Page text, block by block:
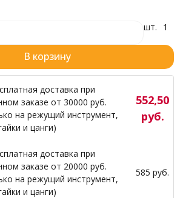
шт. 1
В корзину
доставка при
заказе от 30000 руб.
на режущий инструмент,
и цанги)
552,50
руб.
доставка при
заказе от 20000 руб.
на режущий инструмент,
и цанги)
585 руб.